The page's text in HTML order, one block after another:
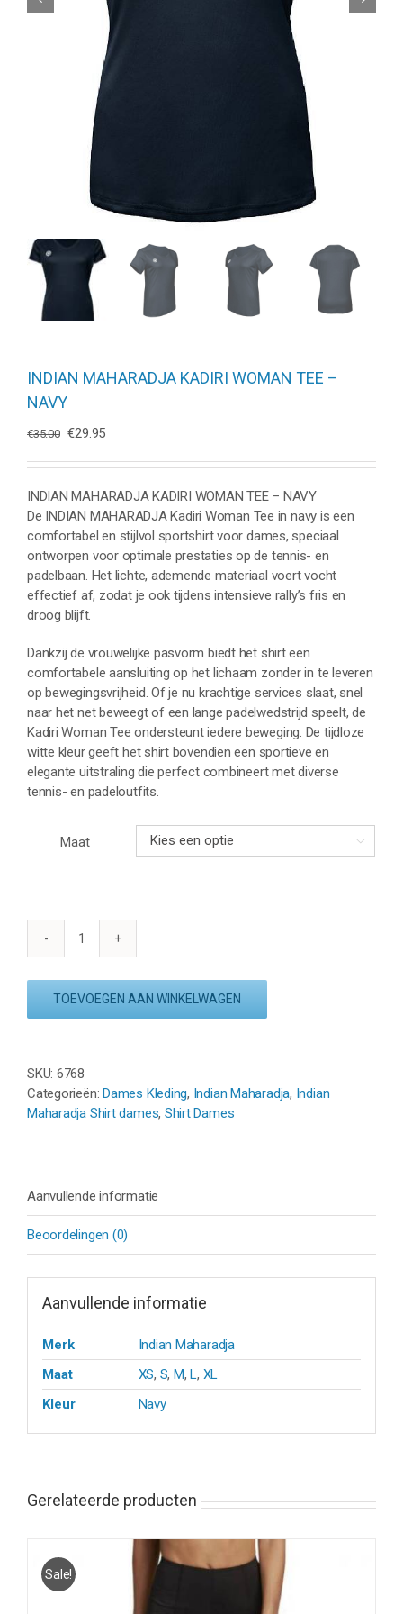
INDIAN MAHARADJA KADIRI WOMAN TEE –
NAVY
€35.00 Oorspronkelijke
was:
€35.00.
€29.95Huidige
is:
€29.95.
INDIAN MAHARADJA KADIRI WOMAN TEE – NAVY
De INDIAN MAHARADJA Kadiri Woman Tee in navy is een
comfortabel en stijlvol sportshirt voor dames, speciaal
ontworpen voor optimale prestaties op de tennis- en
padelbaan. Het lichte, ademende materiaal voert vocht
effectief af, zodat je ook tijdens intensieve rally’s fris en
droog blijft.
Dankzij de vrouwelijke pasvorm biedt het shirt een
comfortabele aansluiting op het lichaam zonder in te leveren
op bewegingsvrijheid. Of je nu krachtige services slaat, snel
naar het net beweegt of een lange padelwedstrijd speelt, de
Kadiri Woman Tee ondersteunt iedere beweging. De tijdloze
witte kleur geeft het shirt bovendien een sportieve en
elegante uitstraling die perfect combineert met diverse
tennis- en padeloutfits.
Maat 
INDIAN
WOMAN
NAVY
aantal
TOEVOEGEN AAN WINKELWAGEN
SKU: 6768
Categorieën:Dames Kleding, Indian Maharadja, Indian
Maharadja Shirt dames, Shirt Dames
Aanvullende informatie
Beoordelingen (0)
Aanvullende informatie
Merk
Indian Maharadja
Maat
XS, S, M,L, XL
Kleur
Navy
Gerelateerde producten
Sale!